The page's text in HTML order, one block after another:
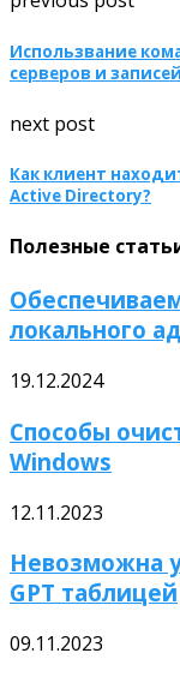
Использвание
серверов и
next post
Как клиент
Active Directory?
Полезные
локального
19.12.2024
Способы
Windows
12.11.2023
Невозможна
GPT таблицей
09.11.2023